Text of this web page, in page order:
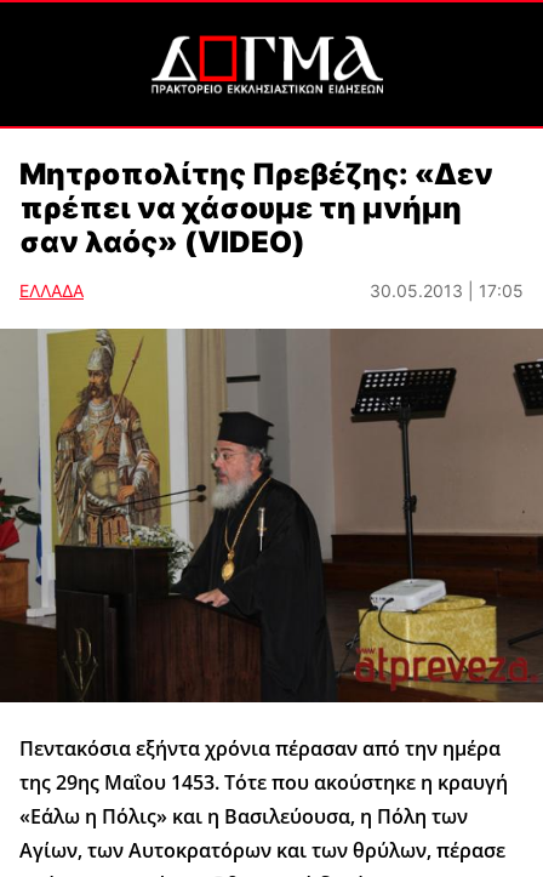
Μητροπολίτης Πρεβέζης: «Δεν
πρέπει να χάσουμε τη μνήμη
σαν λαός» (VIDEO)
ΕΛΛΑΔΑ 30.05.2013 | 17:05
Πεντακόσια εξήντα χρόνια πέρασαν από την ημέρα
της 29ης Μαΐου 1453. Τότε που ακούστηκε η κραυγή
«Εάλω η Πόλις» και η Βασιλεύουσα, η Πόλη των
Αγίων, των Αυτοκρατόρων και των θρύλων, πέρασε